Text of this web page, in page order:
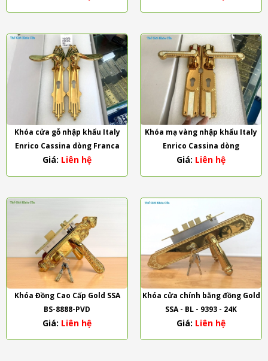
Khóa cửa gỗ nhập khẩu Italy
Enrico Cassina dòng Franca
Giá: Liên hệ
Khóa mạ vàng nhập khẩu Italy
Enrico Cassina dòng
Madreperla
Giá: Liên hệ
Khóa Đồng Cao Cấp Gold SSA
BS-8888-PVD
Giá: Liên hệ
Khóa cửa chính bằng đồng Gold
SSA - BL - 9393 - 24K
Giá: Liên hệ